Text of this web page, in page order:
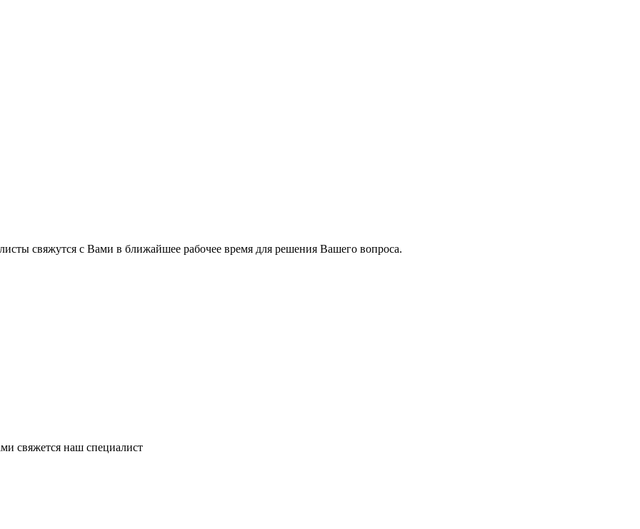
свяжутся с Вами в ближайшее рабочее время для решения Вашего вопроса.
свяжется наш специалист